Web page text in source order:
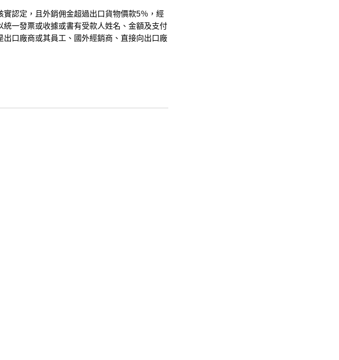
認定，且外銷佣金超過出口貨物價款5％，經
一發票或收據或書有受款人姓名、金額及支付
口廠商或其員工、國外經銷商、直接向出口廠